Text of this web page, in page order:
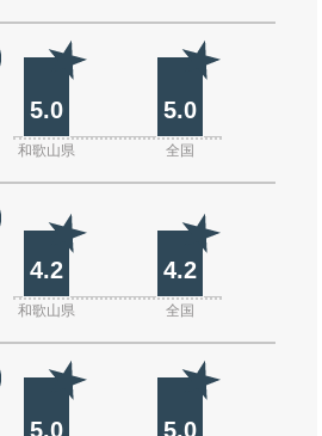
5.0 5.0
和歌山県 全国
4.2 4.2
和歌山県 全国
5.0 5.0